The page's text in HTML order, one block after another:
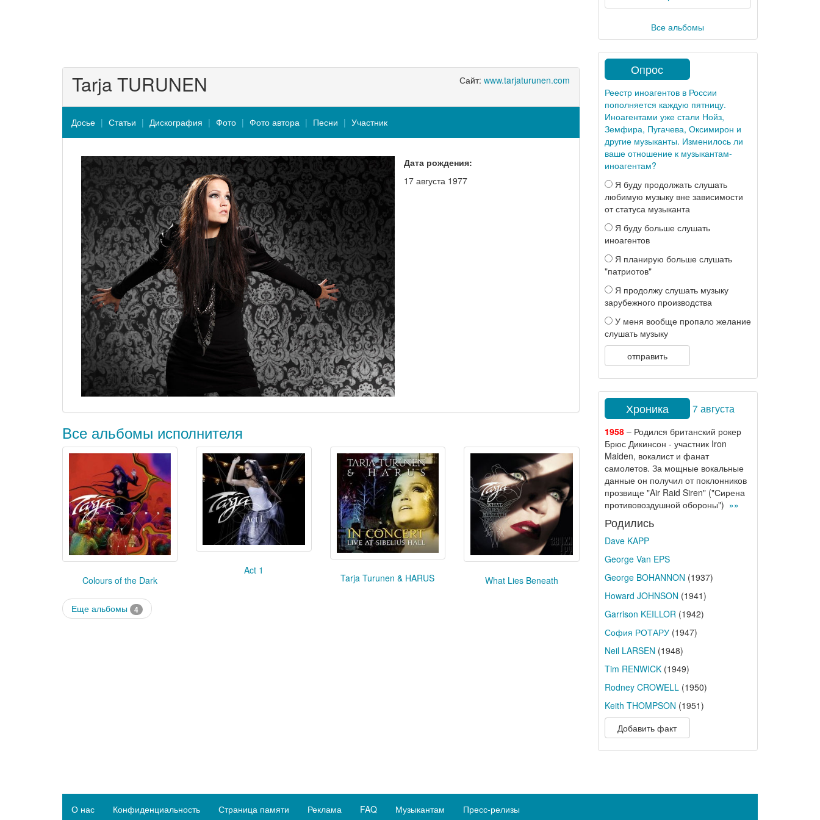
Сайт: www.tarjaturunen.com
Tarja TURUNEN
Досье Статьи Дискография Фото Фото автора Песни Участник
Дата рождения:
17 августа 1977
Все альбомы исполнителя
Colours of the Dark
Act 1
Tarja Turunen & HARUS What Lies Beneath
Еще альбомы 4
Все альбомы
Опрос
Реестр иноагентов в России
пополняется каждую пятницу.
Иноагентами уже стали Нойз,
Земфира, Пугачева, Оксимирон и
другие музыканты. Изменилось ли
ваше отношение к музыкантам-
иноагентам?
Я буду продолжать слушать
любимую музыку вне зависимости
от статуса музыканта
Я буду больше слушать
иноагентов
Я планирую больше слушать
"патриотов"
Я продолжу слушать музыку
зарубежного производства
У меня вообще пропало желание
слушать музыку
отправить
Хроника 7 августа
1958– Родился британский рокер
Брюс Дикинсон - участник Iron
Maiden, вокалист и фанат
самолетов. За мощные вокальные
данные он получил от поклонников
прозвище "Air Raid Siren" ("Сирена
противовоздушной обороны") »»
Родились
Dave KAPP
George Van EPS
George BOHANNON (1937)
Howard JOHNSON (1941)
Garrison KEILLOR(1942)
София РОТАРУ(1947)
Neil LARSEN (1948)
Tim RENWICK(1949)
Rodney CROWELL(1950)
Keith THOMPSON (1951)
Добавить факт
О нас Конфиденциальность Страница памяти Реклама FAQ Музыкантам Пресс-релизы